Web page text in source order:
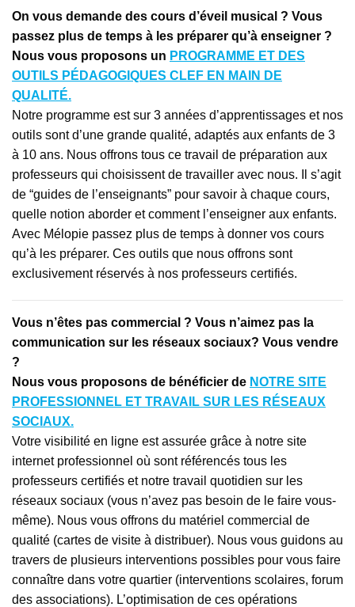
On vous demande des cours d’éveil musical ? Vous
passez plus de temps à les préparer qu’à enseigner ?
Nous vous proposons un PROGRAMME ET DES
OUTILS PÉDAGOGIQUES CLEF EN MAIN DE
QUALITÉ.
Notre programme est sur 3 années d’apprentissages et nos
outils sont d’une grande qualité, adaptés aux enfants de 3
à 10 ans. Nous offrons tous ce travail de préparation aux
professeurs qui choisissent de travailler avec nous. Il s’agit
de “guides de l’enseignants” pour savoir à chaque cours,
quelle notion aborder et comment l’enseigner aux enfants.
Avec Mélopie passez plus de temps à donner vos cours
qu’à les préparer. Ces outils que nous offrons sont
exclusivement réservés à nos professeurs certifiés.
Vous n’êtes pas commercial ? Vous n’aimez pas la
communication sur les réseaux sociaux? Vous vendre
?
Nous vous proposons de bénéficier de NOTRE SITE
PROFESSIONNEL ET TRAVAIL SUR LES RÉSEAUX
SOCIAUX.
Votre visibilité en ligne est assurée grâce à notre site
internet professionnel où sont référencés tous les
professeurs certifiés et notre travail quotidien sur les
réseaux sociaux (vous n’avez pas besoin de le faire vous-
même). Nous vous offrons du matériel commercial de
qualité (cartes de visite à distribuer). Nous vous guidons au
travers de plusieurs interventions possibles pour vous faire
connaître dans votre quartier (interventions scolaires, forum
des associations). L’optimisation de ces opérations